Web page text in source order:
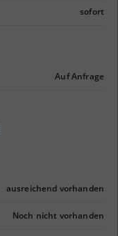
sofort
Auf Anfrage
ausreichend vorhanden
Noch nicht vorhanden